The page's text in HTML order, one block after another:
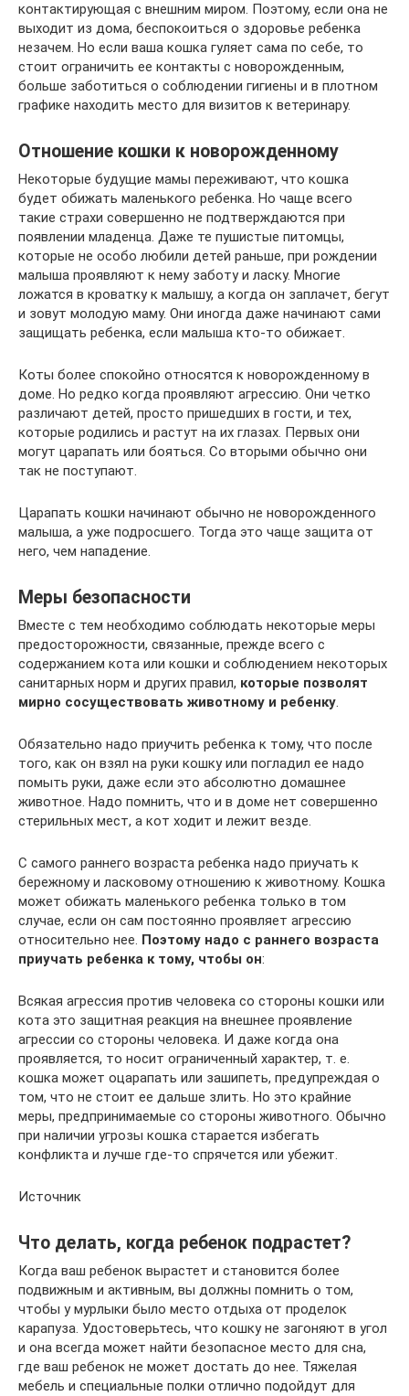
контактирующая с внешним миром. Поэтому, если она не
выходит из дома, беспокоиться о здоровье ребенка
незачем. Но если ваша кошка гуляет сама по себе, то
стоит ограничить ее контакты с новорожденным,
больше заботиться о соблюдении гигиены и в плотном
графике находить место для визитов к ветеринару.
Отношение кошки к новорожденному
Некоторые будущие мамы переживают, что кошка
будет обижать маленького ребенка. Но чаще всего
такие страхи совершенно не подтверждаются при
появлении младенца. Даже те пушистые питомцы,
которые не особо любили детей раньше, при рождении
малыша проявляют к нему заботу и ласку. Многие
ложатся в кроватку к малышу, а когда он заплачет, бегут
и зовут молодую маму. Они иногда даже начинают сами
защищать ребенка, если малыша кто-то обижает.
Коты более спокойно относятся к новорожденному в
доме. Но редко когда проявляют агрессию. Они четко
различают детей, просто пришедших в гости, и тех,
которые родились и растут на их глазах. Первых они
могут царапать или бояться. Со вторыми обычно они
так не поступают.
Царапать кошки начинают обычно не новорожденного
малыша, а уже подросшего. Тогда это чаще защита от
него, чем нападение.
Меры безопасности
Вместе с тем необходимо соблюдать некоторые меры
предосторожности, связанные, прежде всего с
содержанием кота или кошки и соблюдением некоторых
санитарных норм и других правил, которые позволят
мирно сосуществовать животному и ребенку.
Обязательно надо приучить ребенка к тому, что после
того, как он взял на руки кошку или погладил ее надо
помыть руки, даже если это абсолютно домашнее
животное. Надо помнить, что и в доме нет совершенно
стерильных мест, а кот ходит и лежит везде.
С самого раннего возраста ребенка надо приучать к
бережному и ласковому отношению к животному. Кошка
может обижать маленького ребенка только в том
случае, если он сам постоянно проявляет агрессию
относительно нее. Поэтому надо с раннего возраста
приучать ребенка к тому, чтобы он:
Всякая агрессия против человека со стороны кошки или
кота это защитная реакция на внешнее проявление
агрессии со стороны человека. И даже когда она
проявляется, то носит ограниченный характер, т. е.
кошка может оцарапать или зашипеть, предупреждая о
том, что не стоит ее дальше злить. Но это крайние
меры, предпринимаемые со стороны животного. Обычно
при наличии угрозы кошка старается избегать
конфликта и лучше где-то спрячется или убежит.
Источник
Что делать, когда ребенок подрастет?
Когда ваш ребенок вырастет и становится более
подвижным и активным, вы должны помнить о том,
чтобы у мурлыки было место отдыха от проделок
карапуза. Удостоверьтесь, что кошку не загоняют в угол
и она всегда может найти безопасное место для сна,
где ваш ребенок не может достать до нее. Тяжелая
мебель и специальные полки отлично подойдут для